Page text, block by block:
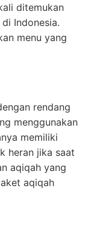
ditemukan
Indonesia.
menu yang
rendang
menggunakan
memiliki
heran jika saat
aqiqah yang
aqiqah